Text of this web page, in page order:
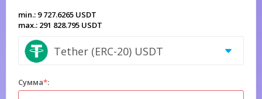
min.: 9 727.6265 USDT
max.: 291 828.795 USDT
Tether (ERC-20) USDT
Сумма*: